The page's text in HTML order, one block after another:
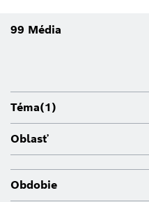
99 Média
Téma(1)
Oblasť
Obdobie